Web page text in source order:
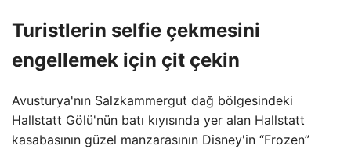
Turistlerin selfie çekmesini
engellemek için çit çekin
Avusturya'nın Salzkammergut dağ bölgesindeki
Hallstatt Gölü'nün batı kıyısında yer alan Hallstatt
kasabasının güzel manzarasının Disney'in “Frozen”